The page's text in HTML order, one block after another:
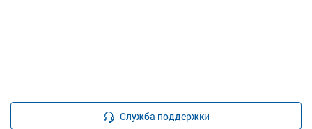
Служба поддержки